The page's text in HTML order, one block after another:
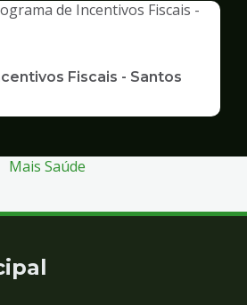
Fiscais - Santos
Mais Saúde